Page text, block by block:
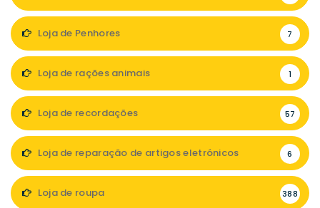
Loja de Penhores 7
Loja de rações animais 1
Loja de recordações 57
Loja de reparação de artigos eletrónicos 6
Loja de roupa 388